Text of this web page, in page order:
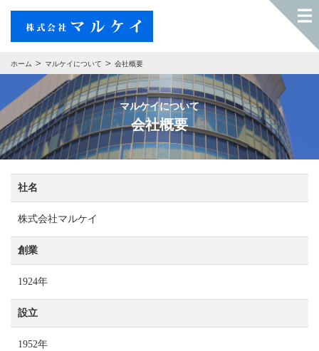
ホーム マルケイについて 会社概要
マルケイについて
会社概要
社名
株式会社マルケイ
創業
1924年
設立
1952年